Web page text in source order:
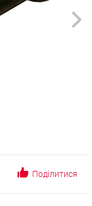
Поділитися